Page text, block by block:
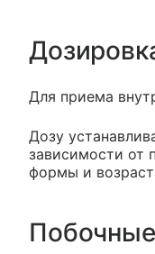
Для приема
Дозу
зависимости от
формы и